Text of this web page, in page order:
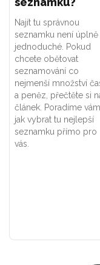
Najít tu správnou
seznamku není úplně
jednoduché. Pokud
chcete obětovat
seznamování co
nejmenší množství
a peněz, přečtěte si
článek. Poradíme
jak vybrat tu nejlepší
seznamku přímo pro
vás.